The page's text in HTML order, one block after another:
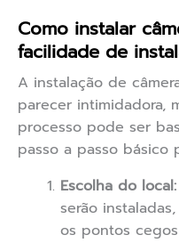
Como instalar
facilidade de
A instalação de
parecer intimidadora,
processo pode ser
passo a passo básico
Escolha do local:
serão
os pontos